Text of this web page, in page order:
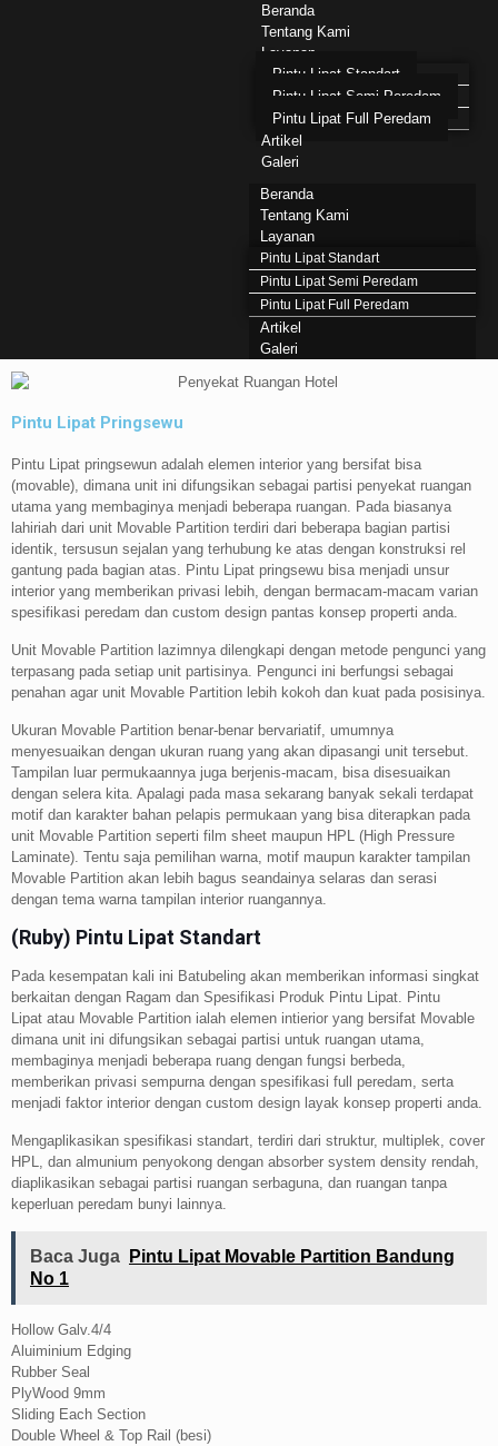
Beranda
Tentang Kami
Layanan
Pintu Lipat Standart
Pintu Lipat Semi Peredam
Pintu Lipat Full Peredam
Artikel
Galeri
Beranda
Tentang Kami
Layanan
Pintu Lipat Standart
Pintu Lipat Semi Peredam
Pintu Lipat Full Peredam
Artikel
Galeri
Pintu Lipat Pringsewu
Pintu Lipat pringsewun adalah elemen interior yang bersifat bisa
(movable), dimana unit ini difungsikan sebagai partisi penyekat ruangan
utama yang membaginya menjadi beberapa ruangan. Pada biasanya
lahiriah dari unit Movable Partition terdiri dari beberapa bagian partisi
identik, tersusun sejalan yang terhubung ke atas dengan konstruksi rel
gantung pada bagian atas. Pintu Lipat pringsewu bisa menjadi unsur
interior yang memberikan privasi lebih, dengan bermacam-macam varian
spesifikasi peredam dan custom design pantas konsep properti anda.
Unit Movable Partition lazimnya dilengkapi dengan metode pengunci yang
terpasang pada setiap unit partisinya. Pengunci ini berfungsi sebagai
penahan agar unit Movable Partition lebih kokoh dan kuat pada posisinya.
Ukuran Movable Partition benar-benar bervariatif, umumnya
menyesuaikan dengan ukuran ruang yang akan dipasangi unit tersebut.
Tampilan luar permukaannya juga berjenis-macam, bisa disesuaikan
dengan selera kita. Apalagi pada masa sekarang banyak sekali terdapat
motif dan karakter bahan pelapis permukaan yang bisa diterapkan pada
unit Movable Partition seperti film sheet maupun HPL (High Pressure
Laminate). Tentu saja pemilihan warna, motif maupun karakter tampilan
Movable Partition akan lebih bagus seandainya selaras dan serasi
dengan tema warna tampilan interior ruangannya.
(Ruby) Pintu Lipat Standart
Pada kesempatan kali ini Batubeling akan memberikan informasi singkat
berkaitan dengan Ragam dan Spesifikasi Produk Pintu Lipat. Pintu
Lipat atau Movable Partition ialah elemen intierior yang bersifat Movable
dimana unit ini difungsikan sebagai partisi untuk ruangan utama,
membaginya menjadi beberapa ruang dengan fungsi berbeda,
memberikan privasi sempurna dengan spesifikasi full peredam, serta
menjadi faktor interior dengan custom design layak konsep properti anda.
Mengaplikasikan spesifikasi standart, terdiri dari struktur, multiplek, cover
HPL, dan almunium penyokong dengan absorber system density rendah,
diaplikasikan sebagai partisi ruangan serbaguna, dan ruangan tanpa
keperluan peredam bunyi lainnya.
Baca Juga
Pintu Lipat Movable Partition Bandung
No 1
Hollow Galv.4/4
Aluiminium Edging
Rubber Seal
PlyWood 9mm
Sliding Each Section
Double Wheel & Top Rail (besi)